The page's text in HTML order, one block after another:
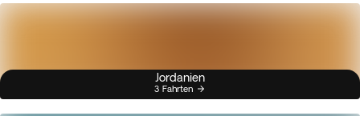
Jordanien
3 Fahrten